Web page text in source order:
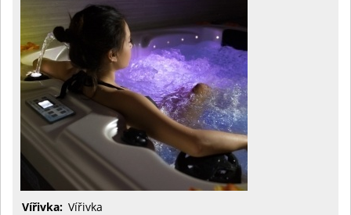
Vířivka: Vířivka